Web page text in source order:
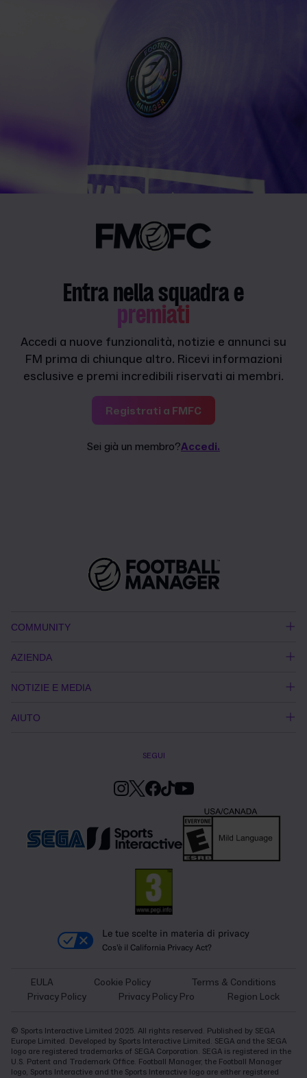
Entra nella squadra e
premiati
Accedi a nuove funzionalità, notizie e annunci su
FM prima di chiunque altro. Ricevi informazioni
esclusive e premi incredibili riservati ai membri.
Registrati a FMFC
Sei già un membro?Accedi.
COMMUNITY
AZIENDA
NOTIZIE E MEDIA
AIUTO
SEGUI
Le tue scelte in materia di privacy
Cos'è il California Privacy Act?
EULA Cookie Policy
Terms & Conditions
Privacy Policy
Privacy Policy Pro Region Lock
© Sports Interactive Limited 2025. All rights reserved. Published by SEGA
Europe Limited. Developed by Sports Interactive Limited. SEGA and the SEGA
logo are registered trademarks of SEGA Corporation. SEGA is registered in the
U.S. Patent and Trademark Office. Football Manager, the Football Manager
logo, Sports Interactive and the Sports Interactive logo are either registered